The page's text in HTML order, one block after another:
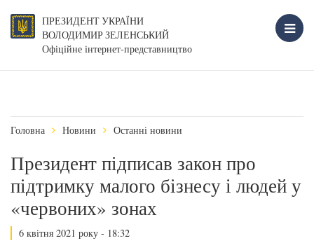
ПРЕЗИДЕНТ УКРАЇНИ
ВОЛОДИМИР ЗЕЛЕНСЬКИЙ
Офіційне інтернет-представництво
Головна Новини Останні новини
Президент підписав закон про
підтримку малого бізнесу і людей у
«червоних» зонах
6 квітня 2021 року - 18:32